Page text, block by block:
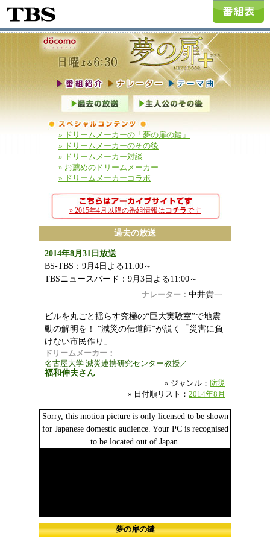
» ドリームメーカーの「夢の扉の鍵」
» ドリームメーカーのその後
» ドリームメーカー対談
» お薦めのドリームメーカー
» ドリームメーカーコラボ
» 2015年4月以降の番組情報はコチラです
過去の放送
2014年8月31日放送
BS-TBS：9月4日よる11:00～
TBSニュースバード：9月3日よる11:00～
ナレーター： 中井貴一
ビルを丸ごと揺らす究極の“巨大実験室”で地震
動の解明を！ “減災の伝道師”が説く「災害に負
けない市民作り」
ドリームメーカー：
名古屋大学 減災連携研究センター教授／
福和伸夫さん
» ジャンル： 防災
» 日付順リスト： 2014年8月
Sorry, this motion picture is only licensed to be shown
for Japanese domestic audience. Your PC is recognised
to be located out of Japan.
夢の扉の鍵